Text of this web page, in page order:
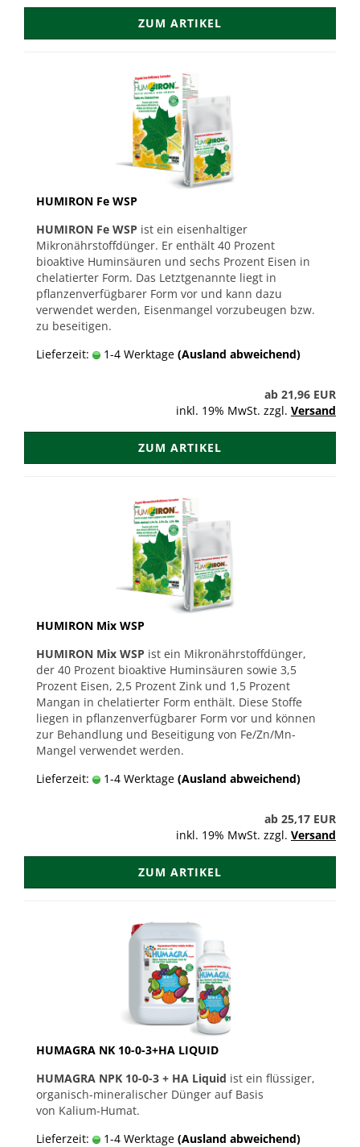
ZUM ARTIKEL
HUMIRON Fe WSP
HUMIRON Fe WSP ist ein eisenhaltiger
Mikronährstoffdünger. Er enthält 40 Prozent
bioaktive Huminsäuren und sechs Prozent Eisen in
chelatierter Form. Das Letztgenannte liegt in
pflanzenverfügbarer Form vor und kann dazu
verwendet werden, Eisenmangel vorzubeugen bzw.
zu beseitigen.
Lieferzeit:
1-4 Werktage (Ausland abweichend)
ab 21,96 EUR
inkl. 19% MwSt. zzgl. Versand
ZUM ARTIKEL
HUMIRON Mix WSP
HUMIRON Mix WSP ist ein Mikronährstoffdünger,
der 40 Prozent bioaktive Huminsäuren sowie 3,5
Prozent Eisen, 2,5 Prozent Zink und 1,5 Prozent
Mangan in chelatierter Form enthält. Diese Stoffe
liegen in pflanzenverfügbarer Form vor und können
zur Behandlung und Beseitigung von Fe/Zn/Mn-
Mangel verwendet werden.
Lieferzeit:
1-4 Werktage (Ausland abweichend)
ab 25,17 EUR
inkl. 19% MwSt. zzgl. Versand
ZUM ARTIKEL
HUMAGRA NK 10-0-3+HA LIQUID
HUMAGRA NPK 10-0-3 + HA Liquid ist ein flüssiger,
organisch-mineralischer Dünger auf Basis
von Kalium-Humat.
Lieferzeit:
1-4 Werktage (Ausland abweichend)